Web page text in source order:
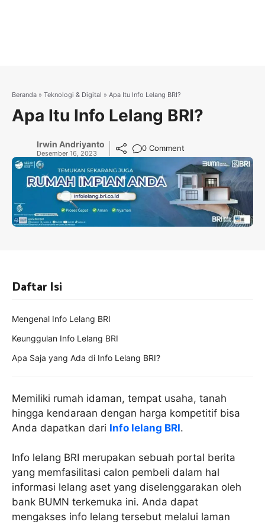
Beranda » Teknologi & Digital » Apa Itu Info Lelang BRI?
Apa Itu Info Lelang BRI?
Irwin Andriyanto
Desember 16, 2023
0 Comment
Memiliki rumah idaman, tempat usaha, tanah
hingga kendaraan dengan harga kompetitif bisa
Anda dapatkan dari Info lelang BRI.
Info lelang BRI merupakan sebuah portal berita
yang memfasilitasi calon pembeli dalam hal
informasi lelang aset yang diselenggarakan oleh
bank BUMN terkemuka ini. Anda dapat
mengakses info lelang tersebut melalui laman
Daftar Isi
Mengenal Info Lelang BRI
Keunggulan Info Lelang BRI
Apa Saja yang Ada di Info Lelang BRI?